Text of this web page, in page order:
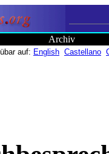
Archiv
auf: English Castellano